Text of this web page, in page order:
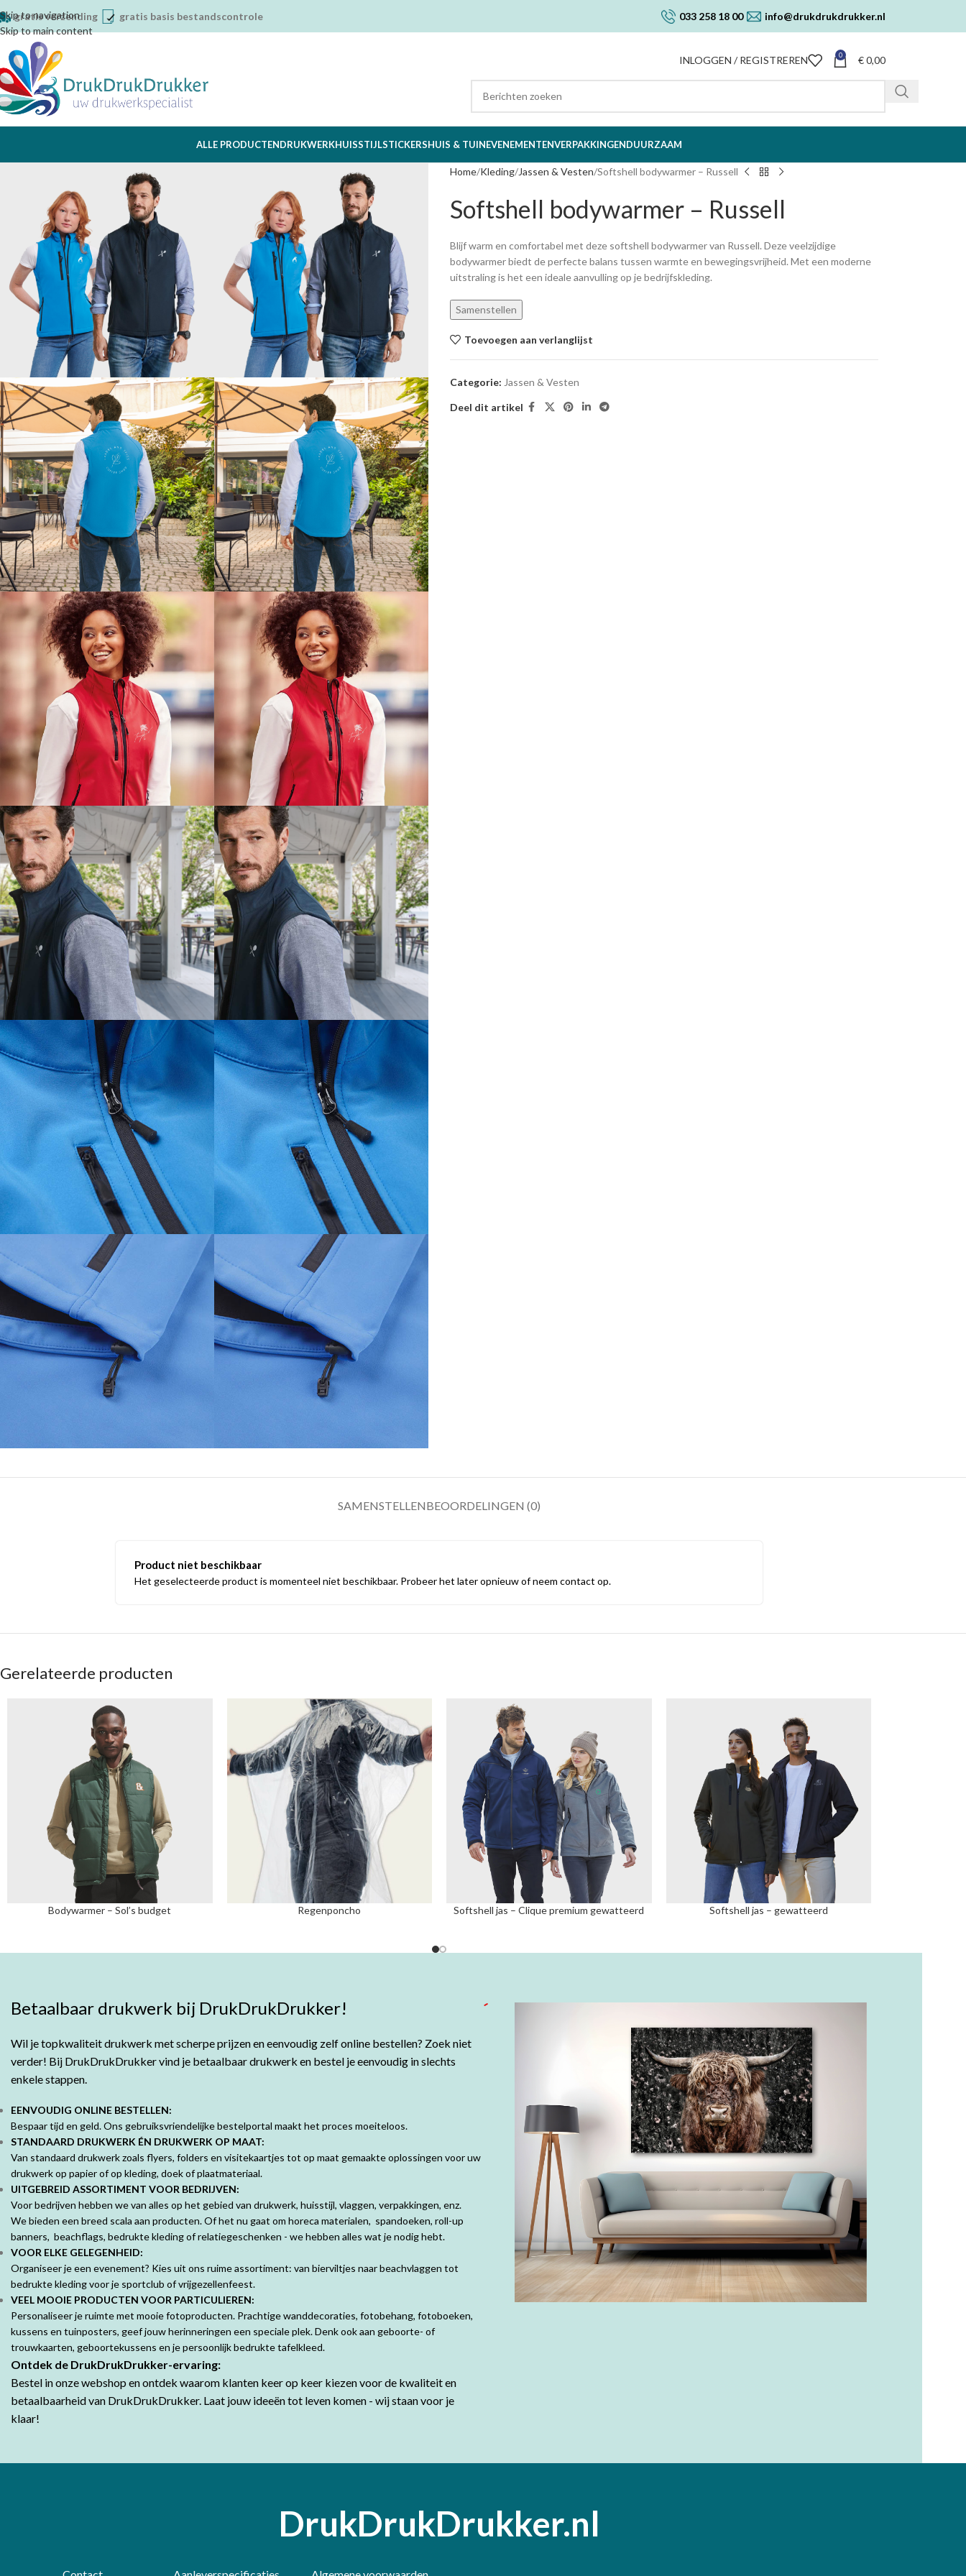
Skip to navigation
Skip to main content
gratis verzending gratis basis bestandscontrole 033 258 18 00 info@drukdrukdrukker.nl
INLOGGEN / REGISTREREN 0 €0,00
ALLE PRODUCTENDRUKWERKHUISSTIJLSTICKERSHUIS & TUINEVENEMENTENVERPAKKINGENDUURZAAM
Home Kleding Jassen & Vesten Softshell bodywarmer – Russell
Softshell bodywarmer – Russell
Blijf warm en comfortabel met deze softshell bodywarmer van Russell. Deze veelzijdige
bodywarmer biedt de perfecte balans tussen warmte en bewegingsvrijheid. Met een moderne
uitstraling is het een ideale aanvulling op je bedrijfskleding.
Samenstellen
Toevoegen aan verlanglijst
Categorie: Jassen & Vesten
Deel dit artikel
SAMENSTELLENBEOORDELINGEN (0)
Product niet beschikbaar
Het geselecteerde product is momenteel niet beschikbaar. Probeer het later opnieuw of neem contact op.
Gerelateerde producten
Bodywarmer – Sol’s budget Regenponcho Softshell jas – Clique premium gewatteerd Softshell jas – gewatteerd
Betaalbaar drukwerk bij DrukDrukDrukker!
Wil je topkwaliteit drukwerk met scherpe prijzen en eenvoudig zelf online bestellen? Zoek niet
verder! Bij DrukDrukDrukker vind je betaalbaar drukwerk en bestel je eenvoudig in slechts
enkele stappen.
EENVOUDIG ONLINE BESTELLEN:
Bespaar tijd en geld. Ons gebruiksvriendelijke bestelportal maakt het proces moeiteloos.
STANDAARD DRUKWERK ÉN DRUKWERK OP MAAT:
Van standaard drukwerk zoals flyers, folders en visitekaartjes tot op maat gemaakte oplossingen voor uw
drukwerk op papier of op kleding, doek of plaatmateriaal.
UITGEBREID ASSORTIMENT VOOR BEDRIJVEN:
Voor bedrijven hebben we van alles op het gebied van drukwerk, huisstijl, vlaggen, verpakkingen, enz.
We bieden een breed scala aan producten. Of het nu gaat om horeca materialen, spandoeken, roll-up
banners, beachflags, bedrukte kleding of relatiegeschenken - we hebben alles wat je nodig hebt.
VOOR ELKE GELEGENHEID:
Organiseer je een evenement? Kies uit ons ruime assortiment: van bierviltjes naar beachvlaggen tot
bedrukte kleding voor je sportclub of vrijgezellenfeest.
VEEL MOOIE PRODUCTEN VOOR PARTICULIEREN:
Personaliseer je ruimte met mooie fotoproducten. Prachtige wanddecoraties, fotobehang, fotoboeken,
kussens en tuinposters, geef jouw herinneringen een speciale plek. Denk ook aan geboorte- of
trouwkaarten, geboortekussens en je persoonlijk bedrukte tafelkleed.
Ontdek de DrukDrukDrukker-ervaring:
Bestel in onze webshop en ontdek waarom klanten keer op keer kiezen voor de kwaliteit en
betaalbaarheid van DrukDrukDrukker. Laat jouw ideeën tot leven komen - wij staan voor je
klaar!
DrukDrukDrukker.nl